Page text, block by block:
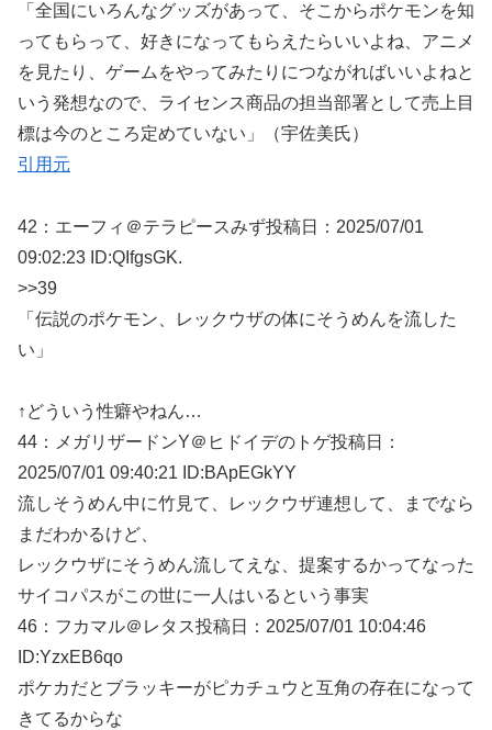
「全国にいろんなグッズがあって、そこからポケモンを知
ってもらって、好きになってもらえたらいいよね、アニメ
を見たり、ゲームをやってみたりにつながればいいよねと
いう発想なので、ライセンス商品の担当部署として売上目
標は今のところ定めていない」（宇佐美氏）
引用元
42： エーフィ＠テラピースみず投稿日：2025/07/01
09:02:23 ID:QIfgsGK.
>>39
「伝説のポケモン、レックウザの体にそうめんを流した
い」
↑どういう性癖やねん…
44：
メガリザードンY＠ヒドイデのトゲ投稿日：
2025/07/01 09:40:21 ID:BApEGkYY
流しそうめん中に竹見て、レックウザ連想して、までなら
まだわかるけど、
レックウザにそうめん流してえな、提案するかってなった
サイコパスがこの世に一人はいるという事実
46： フカマル＠レタス投稿日：2025/07/01 10:04:46
ID:YzxEB6qo
ポケカだとブラッキーがピカチュウと互角の存在になって
きてるからな